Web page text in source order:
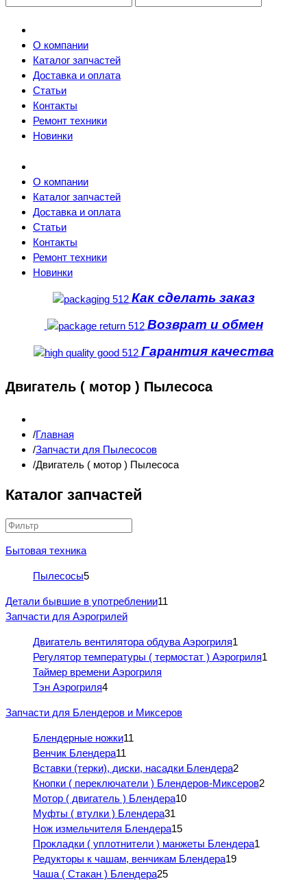
О компании
Каталог запчастей
Доставка и оплата
Статьи
Контакты
Ремонт техники
Новинки
О компании
Каталог запчастей
Доставка и оплата
Статьи
Контакты
Ремонт техники
Новинки
Как сделать заказ
Возврат и обмен
Гарантия качества
Двигатель ( мотор ) Пылесоса
Главная
Запчасти для Пылесосов
Двигатель ( мотор ) Пылесоса
Каталог запчастей
Бытовая техника
Пылесосы5
Детали бывшие в употреблении11
Запчасти для Аэрогрилей
Двигатель вентилятора обдува Аэрогриля1
Регулятор температуры ( термостат ) Аэрогриля1
Таймер времени Аэрогриля
Тэн Аэрогриля4
Запчасти для Блендеров и Миксеров
Блендерные ножки11
Венчик Блендера11
Вставки (терки), диски, насадки Блендера2
Кнопки ( переключатели ) Блендеров-Миксеров2
Мотор ( двигатель ) Блендера10
Муфты ( втулки ) Блендера31
Нож измельчителя Блендера15
Прокладки ( уплотнители ) манжеты Блендера1
Редукторы к чашам, венчикам Блендера19
Чаша ( Стакан ) Блендера25